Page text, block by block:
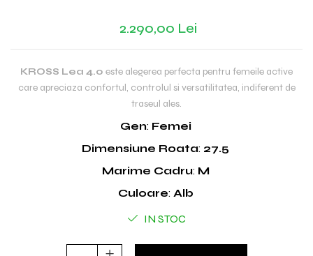
2.290,00 Lei
KROSS Lea 4.0 este alegerea perfecta pentru femeile active
care apreciaza confortul, controlul si versatilitatea, indiferent de
traseul ales.
Gen: Femei
Dimensiune Roata: 27.5
Marime Cadru: M
Culoare: Alb
IN STOC